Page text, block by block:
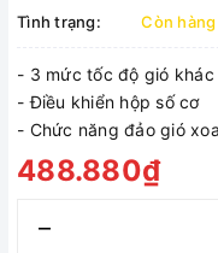
Tình trạng:
Còn hàng
- 3 mức tốc độ gió khác
- Điều khiển hộp số cơ
- Chức năng đảo gió
488.880₫
–